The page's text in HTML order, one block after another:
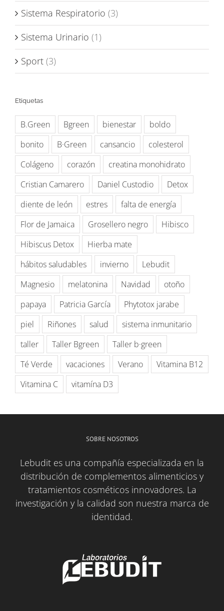
Sistema Respiratorio (3)
Sistema Urinario (1)
Sport (3)
Etiquetas
B.Green Bgreen bienestar
boldo
bonito
B·Green cansancio
colesterol
Colágeno
corazón
creatina monohidrato
Cristian Camarero
Daniel Custodio
Detox
diente de león
estres
falta de energía
Flor de Jamaica
Grosellero negro
Hibisco
Hibiscus Detox
Hierba mate
hábitos saludables
invierno
Lebudit
Magnesio
melatonina Navidad
otoño
papaya
Patricia García
Phytotox jarabe
piel
Riñones salud
sistema inmunitario
taller
Taller Bgreen
Taller b·green
Té Verde
vacaciones Verano
Vitamina B12
Vitamina C
vitamína D3
SOBRE NOSOTROS
Lebudit es una compañía especializada en la
distribución de complementos alimenticios y
tratamientos cosméticos innovadores. La
investigación y la calidad son nuestra marca de
identidad.